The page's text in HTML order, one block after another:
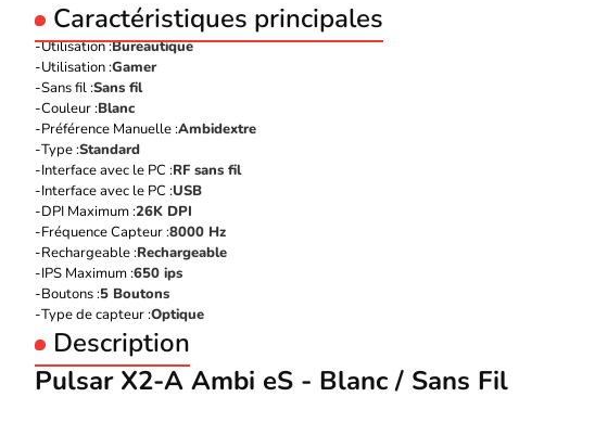
Description
Pulsar X2-A Ambi eS - Blanc / Sans Fil
Caractéristiques principales
Utilisation :Bureautique
Utilisation :Gamer
Sans fil :Sans fil
Couleur :Blanc
Préférence Manuelle :Ambidextre
Type :Standard
Interface avec le PC :RF sans fil
Interface avec le PC :USB
DPI Maximum :26K DPI
Fréquence Capteur :8000 Hz
Rechargeable :Rechargeable
IPS Maximum :650 ips
Boutons :5 Boutons
Type de capteur :Optique